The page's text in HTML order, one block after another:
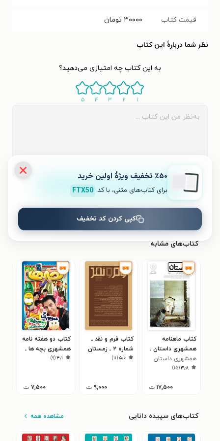
قیمت کتاب ۳۰۰۰۰ تومان
نظر شما دربارهٔ این کتاب
به این کتاب چه امتیازی می‌دهید؟
۱ ۲ ۳ ۴ ۵
ثبت نظر
نظری برای کتاب ثبت نشده است.
کتاب‌های مشابه
کتاب ماهنامه
همشهری داستان ـ
شماره ۱۲۶ ـ شهریور
۱۴۰۰
همشهری داستان
۳٫۸(۱۵)
۱۷,۵۰۰ ت
کتاب فرم و نقد ـ
شماره ۲ ـ زمستان
۹۶ ۵٫۰(۱۱)
۹,۰۰۰ ت
کتاب دو هفته نامه
همشهری بچه ها ـ
۴٫۱(۹)
۷,۵۰۰ ت
کتاب‌های سپیده دانایی مشاهده همه
٪۵۰ تخفیف ویژۀ اولین خرید
برای کتاب‌های متنی، با کد FTX50
کپی کردن کد تخفیف